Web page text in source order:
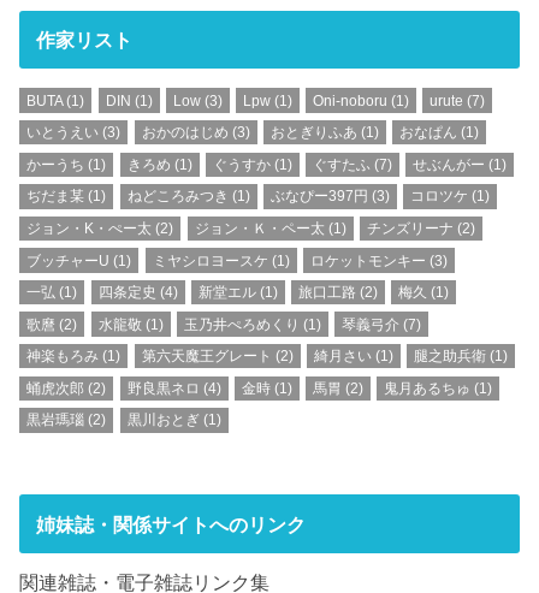
作家リスト
BUTA(1) DIN (1) Low(3) Lpw (1) Oni-noboru (1) urute (7)
いとうえい (3) おかのはじめ (3) おとぎりふあ (1) おなぱん (1)
かーうち (1) きろめ (1) ぐうすか(1) ぐすたふ (7) せぶんがー (1)
ぢだま某 (1) ねどころみつき (1) ぶなぴー397円 (3) コロツケ (1)
ジョン・K・ぺー太 (2) ジョン・Ｋ・ペー太 (1) チンズリーナ (2)
ブッチャーU (1) ミヤシロヨースケ (1) ロケットモンキー (3)
一弘 (1) 四条定史 (4) 新堂エル(1) 旅口工路 (2) 梅久 (1)
歌麿 (2) 水龍敬 (1) 玉乃井ぺろめくり (1) 琴義弓介 (7)
神楽もろみ (1) 第六天魔王グレート (2) 綺月さい(1) 腿之助兵衛 (1)
蛹虎次郎 (2) 野良黒ネロ (4) 金時(1) 馬胃 (2) 鬼月あるちゅ (1)
黒岩瑪瑙 (2) 黒川おとぎ (1)
姉妹誌・関係サイトへのリンク
関連雑誌・電子雑誌リンク集